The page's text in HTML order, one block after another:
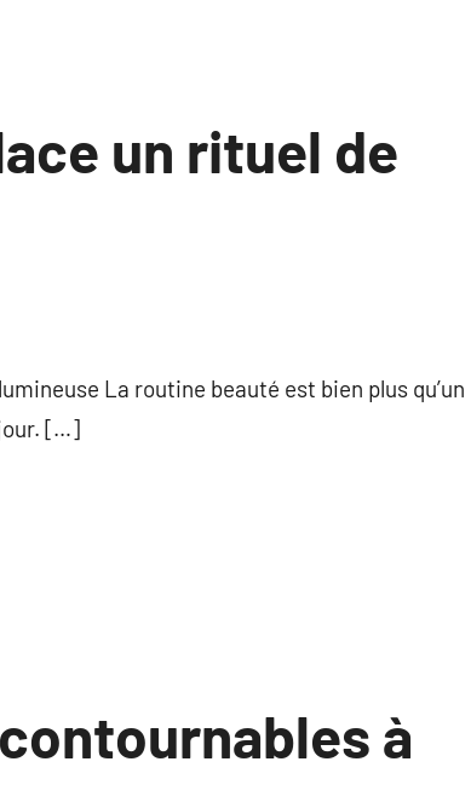
un rituel de
La routine beauté est bien plus qu’un
[…]
à